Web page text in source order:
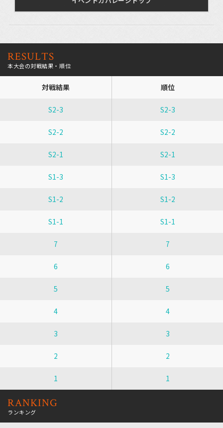
RESULTS
本大会の対戦結果・順位
対戦結果 順位
S2-3 S2-3
S2-2 S2-2
S2-1 S2-1
S1-3 S1-3
S1-2 S1-2
S1-1 S1-1
7 7
6 6
5 5
4 4
3 3
2 2
1 1
RANKING
ランキング